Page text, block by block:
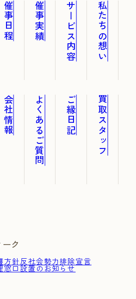
会社情報 よくあるご質問 ご縁日記 買取スタッフ
催事日程 催事実績 サービス内容 私たちの想い
方針反社会勢力排除宣言
窓口設置のお知らせ